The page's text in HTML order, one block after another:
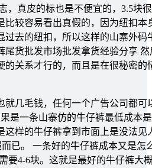
，真皮的标也是不便宜的，3.5块
比较容易看出真假的，因为纽扣
过去的纽扣，所以这样的山寨外
尾货批发市场批发拿货经验分享
的关系才行的，而且是在很秘密
就几毛钱，任何一个广告公司都
是一条山寨仿的牛仔裤最低成本
这样的牛仔裤拿到市面上是没法
已。 一条好的牛仔裤成本又是
要4-6块。这就是最好的牛仔裤